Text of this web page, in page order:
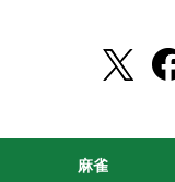
麻雀